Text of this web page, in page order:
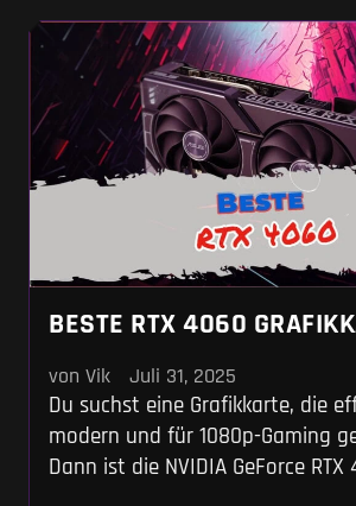
BESTE RTX 4060
von Vik Juli 31, 2025
Du suchst eine Grafikkarte, die
modern und für 1080p-Gaming
Dann ist die NVIDIA GeForce RTX